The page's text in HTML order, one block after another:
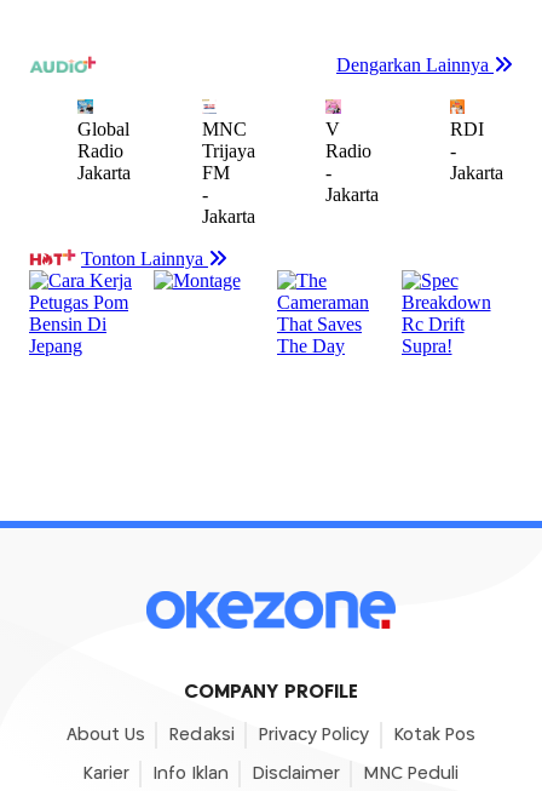
COMPANY PROFILE
About Us Redaksi Privacy Policy Kotak Pos
Karier Info Iklan Disclaimer MNC Peduli